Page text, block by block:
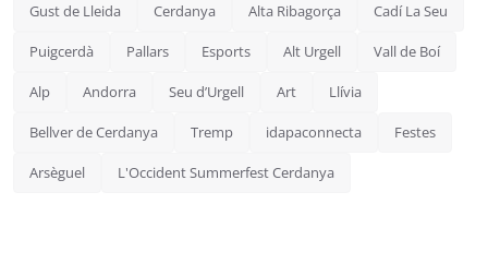
Gust de Lleida Cerdanya Alta Ribagorça Cadí La Seu
Puigcerdà Pallars Esports Alt Urgell Vall de Boí
Alp Andorra Seu d’Urgell Art Llívia
Bellver de Cerdanya Tremp idapaconnecta Festes
Arsèguel L'Occident Summerfest Cerdanya